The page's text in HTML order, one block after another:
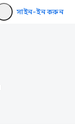
সাইন-ইন করুন